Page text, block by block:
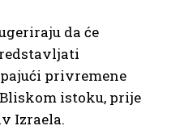
da će
privremene
istoku, prije
Izraela.